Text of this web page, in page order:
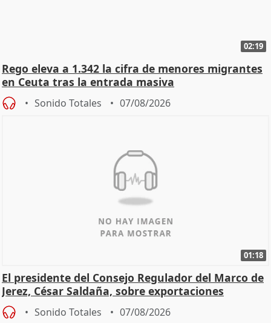
02:19
Rego eleva a 1.342 la cifra de menores migrantes
en Ceuta tras la entrada masiva
Sonido Totales 07/08/2026
01:18
El presidente del Consejo Regulador del Marco de
Jerez, César Saldaña, sobre exportaciones
Sonido Totales 07/08/2026